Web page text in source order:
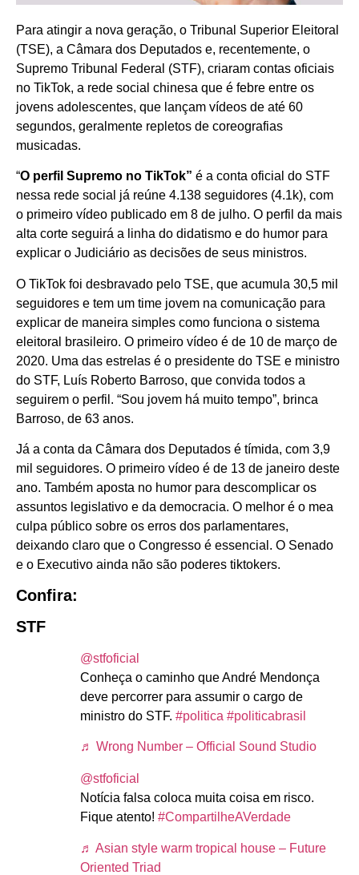
Para atingir a nova geração, o Tribunal Superior Eleitoral
(TSE), a Câmara dos Deputados e, recentemente, o
Supremo Tribunal Federal (STF), criaram contas oficiais
no TikTok, a rede social chinesa que é febre entre os
jovens adolescentes, que lançam vídeos de até 60
segundos, geralmente repletos de coreografias
musicadas.
“O perfil Supremo no TikTok” é a conta oficial do STF
nessa rede social já reúne 4.138 seguidores (4.1k), com
o primeiro vídeo publicado em 8 de julho. O perfil da mais
alta corte seguirá a linha do didatismo e do humor para
explicar o Judiciário as decisões de seus ministros.
O TikTok foi desbravado pelo TSE, que acumula 30,5 mil
seguidores e tem um time jovem na comunicação para
explicar de maneira simples como funciona o sistema
eleitoral brasileiro. O primeiro vídeo é de 10 de março de
2020. Uma das estrelas é o presidente do TSE e ministro
do STF, Luís Roberto Barroso, que convida todos a
seguirem o perfil. “Sou jovem há muito tempo”, brinca
Barroso, de 63 anos.
Já a conta da Câmara dos Deputados é tímida, com 3,9
mil seguidores. O primeiro vídeo é de 13 de janeiro deste
ano. Também aposta no humor para descomplicar os
assuntos legislativo e da democracia. O melhor é o mea
culpa público sobre os erros dos parlamentares,
deixando claro que o Congresso é essencial. O Senado
e o Executivo ainda não são poderes tiktokers.
Confira:
STF
@stfoficial
Conheça o caminho que André Mendonça
deve percorrer para assumir o cargo de
ministro do STF. #politica #politicabrasil
♬ Wrong Number – Official Sound Studio
@stfoficial
Notícia falsa coloca muita coisa em risco.
Fique atento! #CompartilheAVerdade
♬ Asian style warm tropical house – Future
Oriented Triad